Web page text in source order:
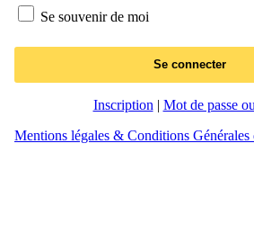
Se souvenir de moi
Inscription | Mot de passe
Mentions légales & Conditions Générales